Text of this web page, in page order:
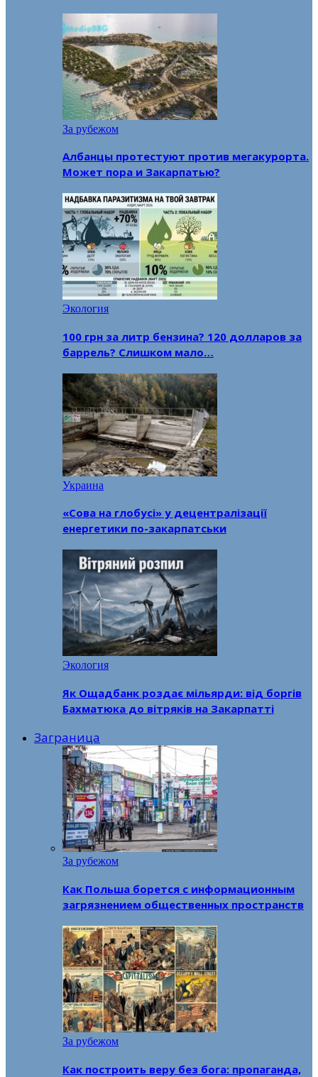
За рубежом
Албанцы протестуют против мегакурорта.
Может пора и Закарпатью?
Экология
100 грн за литр бензина? 120 долларов за
баррель? Слишком мало…
Украина
«Сова на глобусі» у децентралізації
енергетики по-закарпатськи
Экология
Як Ощадбанк роздає мільярди: від боргів
Бахматюка до вітряків на Закарпатті
Заграница
За рубежом
Как Польша борется с информационным
загрязнением общественных пространств
За рубежом
Как построить веру без бога: пропаганда,